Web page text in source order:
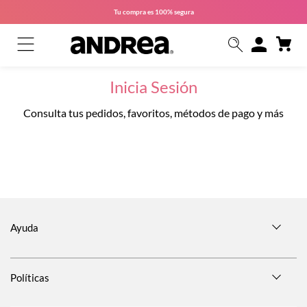
Tu compra es 100% segura
Inicia Sesión
Consulta tus pedidos, favoritos, métodos de pago y más
Ayuda
Políticas